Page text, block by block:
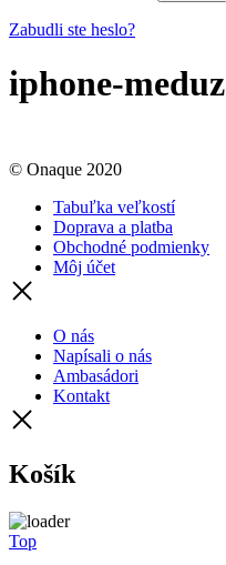
Zabudli ste heslo?
iphone-
© Onaque 2020
Tabuľka veľkostí
Doprava a platba
Obchodné podmienky
Môj účet
O nás
Napísali o nás
Ambasádori
Kontakt
Košík
Top